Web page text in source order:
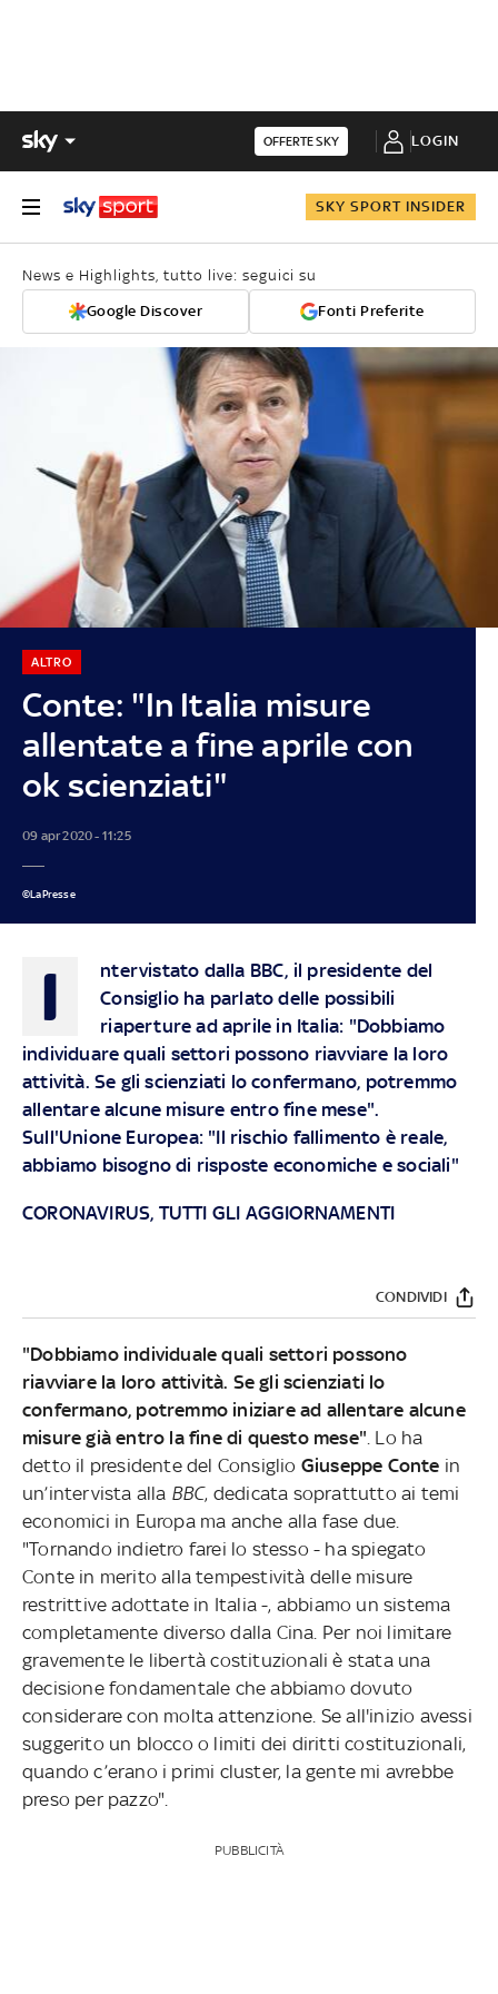
OFFERTE SKY LOGIN
SKY SPORT INSIDER
News e Highlights, tutto live: seguici su
Google Discover Fonti Preferite
Conte: "In Italia misure
allentate a fine aprile con
ok scienziati"
ALTRO
09 apr 2020 - 11:25
©LaPresse
I
ntervistato dalla BBC, il presidente del
Consiglio ha parlato delle possibili
riaperture ad aprile in Italia: "Dobbiamo
individuare quali settori possono riavviare la loro
attività. Se gli scienziati lo confermano, potremmo
allentare alcune misure entro fine mese".
Sull'Unione Europea: "Il rischio fallimento è reale,
abbiamo bisogno di risposte economiche e sociali"
CORONAVIRUS, TUTTI GLI AGGIORNAMENTI
CONDIVIDI
"Dobbiamo individuale quali settori possono
riavviare la loro attività. Se gli scienziati lo
confermano, potremmo iniziare ad allentare alcune
misure già entro la fine di questo mese" . Lo ha
detto il presidente del Consiglio Giuseppe Conte in
un’intervista alla BBC, dedicata soprattutto ai temi
economici in Europa ma anche alla fase due.
"Tornando indietro farei lo stesso - ha spiegato
Conte in merito alla tempestività delle misure
restrittive adottate in Italia -, abbiamo un sistema
completamente diverso dalla Cina. Per noi limitare
gravemente le libertà costituzionali è stata una
decisione fondamentale che abbiamo dovuto
considerare con molta attenzione. Se all'inizio avessi
suggerito un blocco o limiti dei diritti costituzionali,
quando c’erano i primi cluster, la gente mi avrebbe
preso per pazzo".
PUBBLICITÀ